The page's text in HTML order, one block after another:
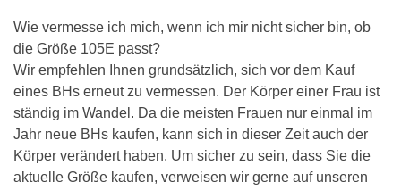
Wie vermesse ich mich, wenn ich mir nicht sicher bin, ob
die Größe 105E passt?
Wir empfehlen Ihnen grundsätzlich, sich vor dem Kauf
eines BHs erneut zu vermessen. Der Körper einer Frau ist
ständig im Wandel. Da die meisten Frauen nur einmal im
Jahr neue BHs kaufen, kann sich in dieser Zeit auch der
Körper verändert haben. Um sicher zu sein, dass Sie die
aktuelle Größe kaufen, verweisen wir gerne auf unseren